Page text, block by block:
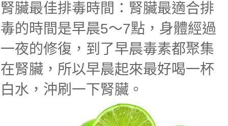
腎臟最佳排毒時間：腎臟最適合排
毒的時間是早晨5～7點，身體經過
一夜的修復，到了早晨毒素都聚集
在腎臟，所以早晨起來最好喝一杯
白水，沖刷一下腎臟。